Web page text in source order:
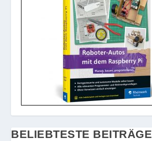
BELIEBTESTE BEITRÄGE